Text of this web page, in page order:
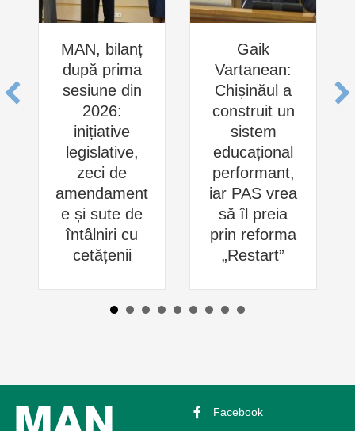
MAN, bilanț
după prima
sesiune din
2026:
inițiative
legislative,
zeci de
amendament
e și sute de
întâlniri cu
cetățenii
Gaik
Vartanean:
Chișinăul a
construit un
sistem
educațional
performant,
iar PAS vrea
să îl preia
prin reforma
„Restart”
Facebook